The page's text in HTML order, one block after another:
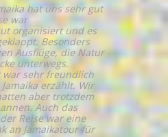
hat uns sehr gut
war
organisiert und es
Besonders
Ausflüge, die Natur
unterwegs.
war sehr freundlich
erzählt. Wir
aber trotzdem
Auch das
Reise war eine
an Jamaikatour für